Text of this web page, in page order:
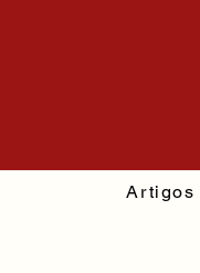
Artigos